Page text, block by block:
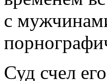
с
Суд счел